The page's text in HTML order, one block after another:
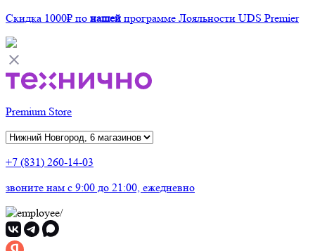
Скидка 1000₽ по нашей программе Лояльности UDS Premier
Premium Store
+7 (831) 260-14-03
звоните нам c 9:00 до 21:00, ежедневно